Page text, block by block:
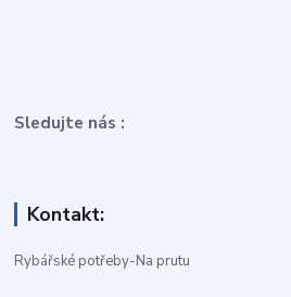
Sledujte nás :
Kontakt:
Rybářské potřeby-Na prutu